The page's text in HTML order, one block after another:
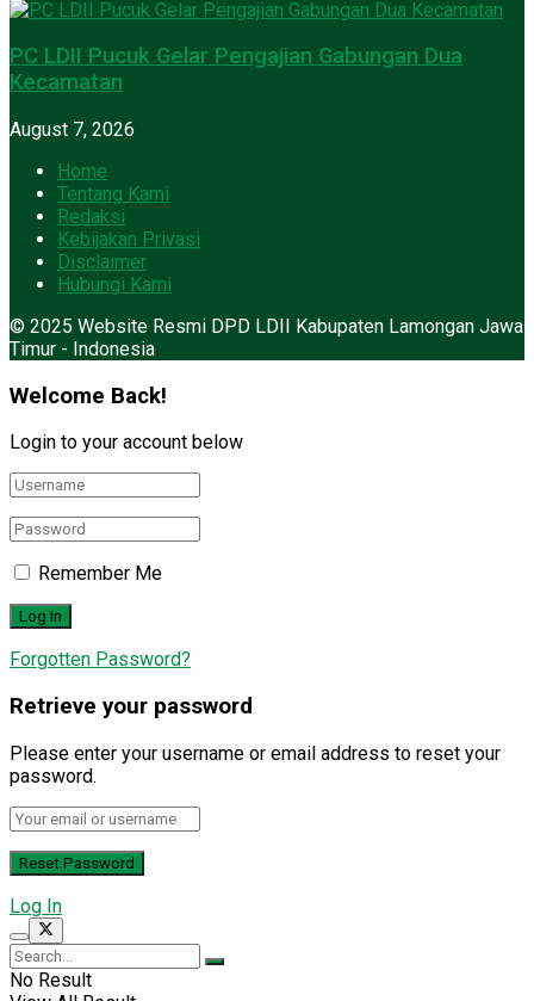
PC LDII Pucuk Gelar Pengajian Gabungan Dua
Kecamatan
August 7, 2026
Home
Tentang Kami
Redaksi
Kebijakan Privasi
Disclaimer
Hubungi Kami
© 2025 Website Resmi DPD LDII Kabupaten Lamongan Jawa
Timur - Indonesia
Welcome Back!
Login to your account below
Remember Me
Forgotten Password?
Retrieve your password
Please enter your username or email address to reset your
password.
Log In
No Result